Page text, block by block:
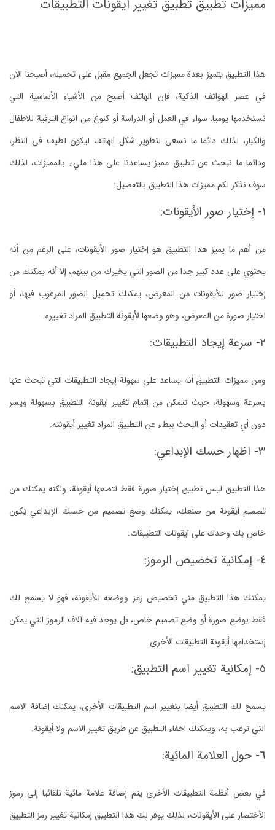
مميزات تطبيق تطبيق تغيير أيقونات التطبيقات
هذا التطبيق يتميز بعدة مميزات تجعل الجميع مقبل على تحميله، أصبحنا الآن
في عصر الهواتف الذكية، فإن الهاتف أصبح من الأشياء الأساسية التي
نستخدمها يوميا، سواء في العمل أو الدراسة أو كنوع من انواع الترفية للاطفال
والكبار، لذلك دائما ما نسعى لتطوير شكل الهاتف ليكون لطيف في النظر،
ودائما ما نبحث عن تطبيق مميز يساعدنا على هذا مليء بالمميزات، لذلك
سوف نذكر لكم مميزات هذا التطبيق بالتفصيل:
١- إختيار صور الأيقونات:
من أهم ما يميز هذا التطبيق هو إختيار صور الأيقونات، على الرغم من أنه
يحتوي على عدد كبير جدا من الصور التي يخيرك من بينهم، إلا أنه يمكنك من
إختيار صور للأيقونات من المعرض، يمكنك تحميل الصور المرغوب فيها، أو
اختيار صورة من المعرض، وهو وضعها لأيقونة التطبيق المراد تغييره.
٢- سرعة إيجاد التطبيقات:
ومن مميزات التطبيق أنه يساعد على سهولة إيجاد التطبيقات التي تبحث عنها
بسرعة وسهولة، حيث تتمكن من إتمام تغيير ايقونة التطبيق بسهولة ويسر
دون أي تعقيدات أو البحث ببطء عن التطبيق المراد تغيير أيقونته.
٣- اظهار حسك الإبداعي:
هذا التطبيق ليس تطبيق إختيار صورة فقط لتضعها أيقونة، ولكنه يمكنك من
تصميم أيقونة من صنعك، يمكنك وضع تصميم من حسك الإبداعي يكون
خاص بك وحدك على ايقونات التطبيقات.
٤- إمكانية تخصيص الرموز:
يمكنك هذا التطبيق مني تخصيص رمز ووضعه للأيقونة، فهو لا يسمح لك
فقط بوضع صورة أو وضع تصميم خاص، بل يوجد فيه آلاف الرموز التي يمكن
إستخدامها أيقونة التطبيقات الأخرى.
٥- إمكانية تغيير اسم التطبيق:
يسمح لك التطبيق أيضا بتغيير اسم التطبيقات الأخرى، يمكنك إضافة الاسم
التي ترغب به، ويمكنك اخفاء التطبيق عن طريق تغيير الاسم ولا أيقونة.
٦- حول العلامة المائية:
في بعض أنظمة التطبيقات الأخرى يتم إضافة علامة مائية تلقائيا إلى رموز
الأختصار على الأيقونات، لذلك يوفر لك هذا التطبيق إمكانية تغيير رمز التطبيق